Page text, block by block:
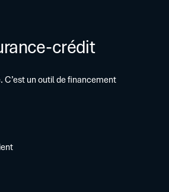
crédit
C’est un outil de financement